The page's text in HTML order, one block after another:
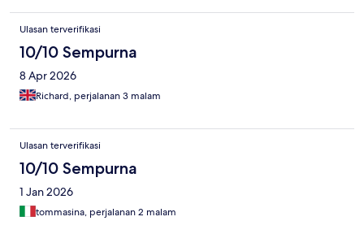
Ulasan terverifikasi
10/10 Sempurna
8 Apr 2026
Richard, perjalanan 3 malam
Ulasan terverifikasi
10/10 Sempurna
1 Jan 2026
tommasina, perjalanan 2 malam